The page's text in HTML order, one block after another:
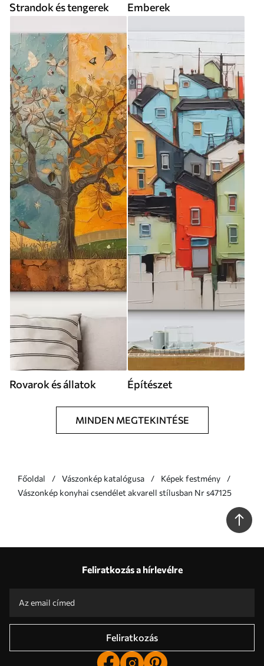
Strandok és tengerek Emberek
Rovarok és állatok Építészet
MINDEN MEGTEKINTÉSE
Főoldal Vászonkép katalógusa
Képek festmény
Vászonkép konyhai csendélet akvarell stílusban Nr s47125
Feliratkozás a hírlevélre
Feliratkozás